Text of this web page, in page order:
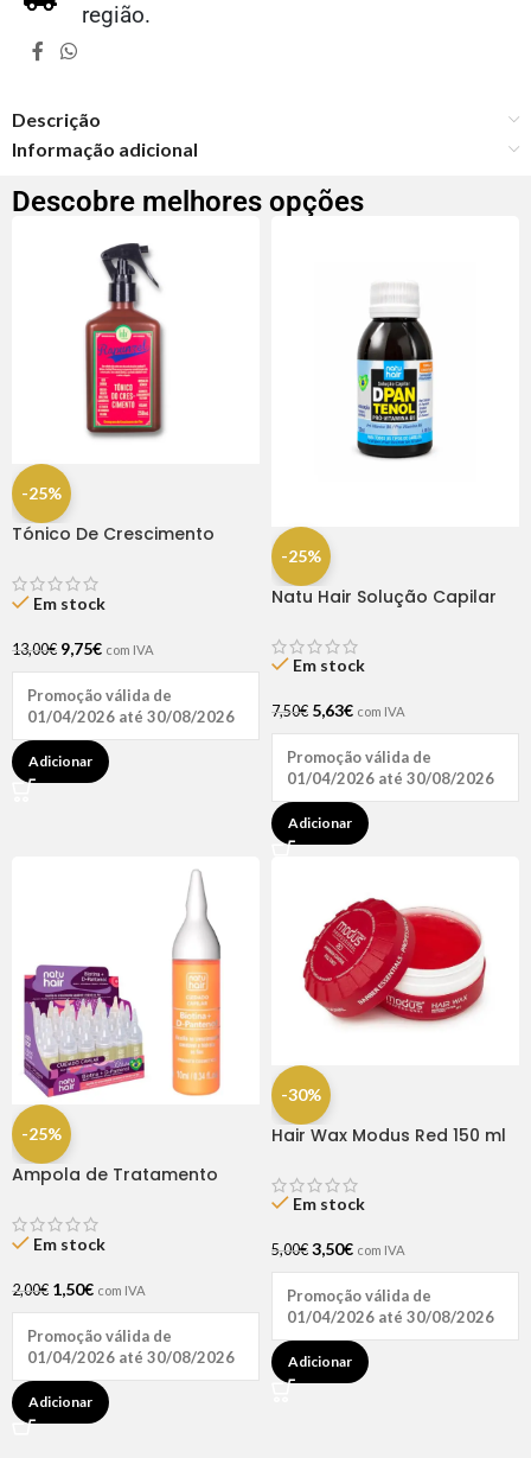
região.
Descrição
Informação adicional
Descobre melhores opções
-25%
Tónico De Crescimento
Em stock
13,00€ 9,75€ com IVA
Promoção válida de
01/04/2026 até 30/08/2026
Adicionar
-25%
Natu Hair Solução Capilar
Em stock
7,50€ 5,63€ com IVA
Promoção válida de
01/04/2026 até 30/08/2026
Adicionar
-25%
Ampola de Tratamento
Hair (1 UNIDADE)
Em stock
2,00€ 1,50€ com IVA
Promoção válida de
01/04/2026 até 30/08/2026
Adicionar
-30%
Hair Wax Modus Red 150 ml
Em stock
5,00€ 3,50€ com IVA
Promoção válida de
01/04/2026 até 30/08/2026
Adicionar